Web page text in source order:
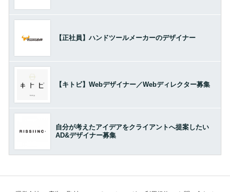
【正社員】ハンドツールメーカーのデザイナー
【キトビ】Webデザイナー／Webディレクター募集
自分が考えたアイデアをクライアントへ提案したい
AD&デザイナー募集